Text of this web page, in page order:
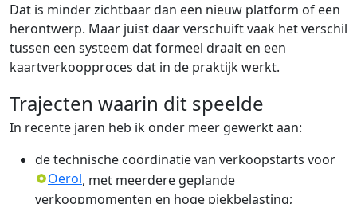
Dat is minder zichtbaar dan een nieuw platform of een
herontwerp. Maar juist daar verschuift vaak het verschil
tussen een systeem dat formeel draait en een
kaartverkoopproces dat in de praktijk werkt.
Trajecten waarin dit speelde
In recente jaren heb ik onder meer gewerkt aan:
de technische coördinatie van verkoopstarts voor
Oerol, met meerdere geplande
verkoopmomenten en hoge piekbelasting;